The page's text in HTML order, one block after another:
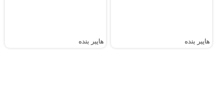
هايبر بنده هايبر بنده